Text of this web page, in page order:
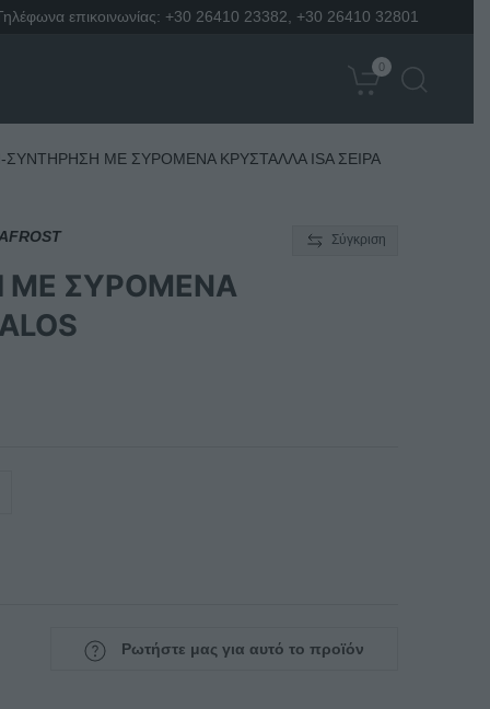
επικοινωνίας: +30 26410 23382 +30 26410 32801
0
ΣΥΝΤΗΡΗΣΗ ΜΕ ΣΥΡΟΜΕΝΑ ΚΡΥΣΤΑΛΛΑ ISA ΣΕΙΡΑ
Σύγκριση
ΜΕ ΣΥΡΟΜΕΝΑ
Ρωτήστε μας για αυτό το προϊόν